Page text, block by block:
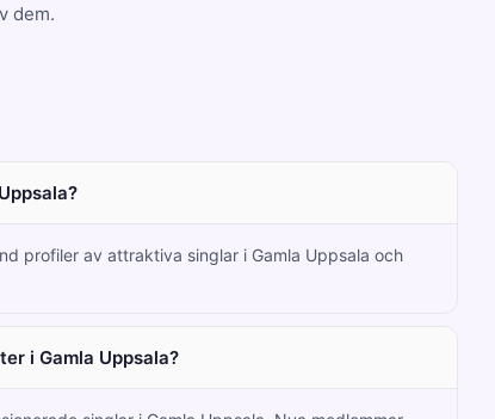
dem.
profiler av attraktiva singlar i Gamla Uppsala och
i Gamla Uppsala?